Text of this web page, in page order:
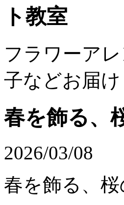
ト教室
フラワーア
子などお届け
春を飾る、
2026/03/08
春を飾る、桜